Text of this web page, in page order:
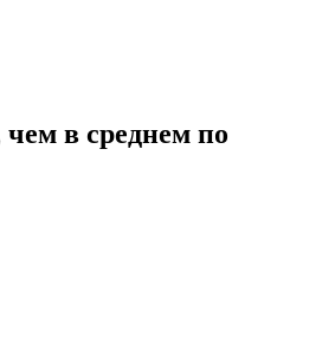
чем в среднем по